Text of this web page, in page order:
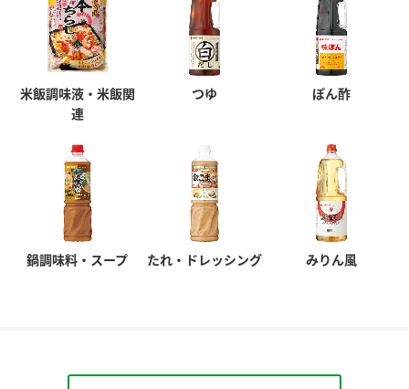
米飯調味液・米飯関
連
つゆ ぽん酢
鍋調味料・スープ たれ・ドレッシング みりん風